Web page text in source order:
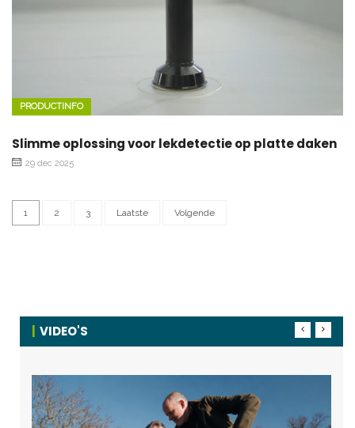
PRODUCTINFO
Slimme oplossing voor lekdetectie op platte daken
29 dec 2025
1 2 3 Laatste Volgende
VIDEO'S